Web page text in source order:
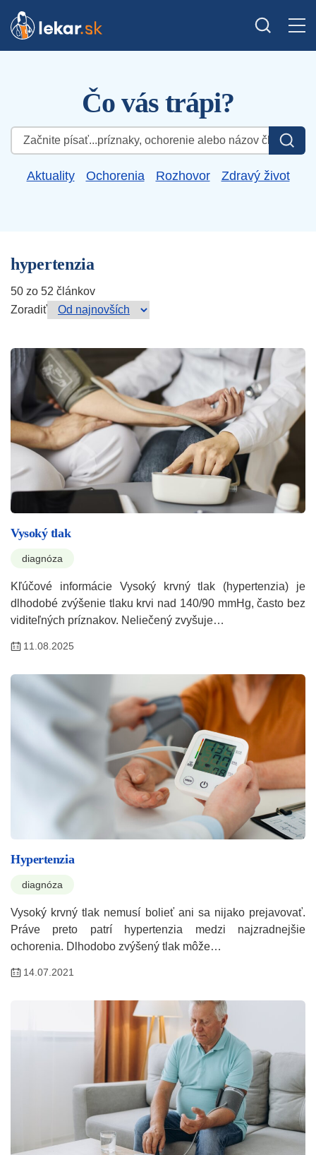
Čo vás trápi?
Hľadať:
Aktuality Ochorenia Rozhovor Zdravý život
hypertenzia
50 zo 52 článkov
Zoradiť
Vysoký tlak
diagnóza
Kľúčové informácie Vysoký krvný tlak (hypertenzia) je
dlhodobé zvýšenie tlaku krvi nad 140/90 mmHg, často bez
viditeľných príznakov. Neliečený zvyšuje…
11.08.2025
Hypertenzia
diagnóza
Vysoký krvný tlak nemusí bolieť ani sa nijako prejavovať.
Práve preto patrí hypertenzia medzi najzradnejšie
ochorenia. Dlhodobo zvýšený tlak môže…
14.07.2021